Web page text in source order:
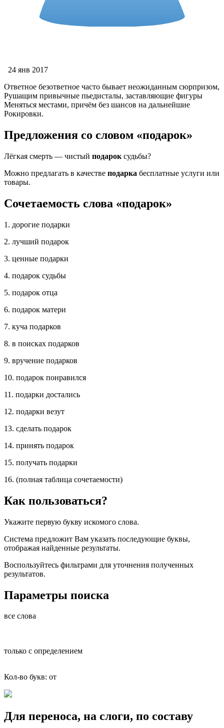
24 янв 2017
Ответное безответное часто бывает неожиданным сюрпризом,
Рушащим привычные пьедисталы, заставляющие фигуры
Меняться местами, причём без шансов на дальнейшие
Рокировки.
Предложения со словом «подарок»
Лёгкая смерть — чистый подарок судьбы?
Можно предлагать в качестве подарка бесплатные услуги или
товары.
Сочетаемость слова «подарок»
1. дорогие подарки
2. лучший подарок
3. ценные подарки
4. подарок судьбы
5. подарок отца
6. подарок матери
7. куча подарков
8. в поисках подарков
9. вручение подарков
10. подарок понравился
11. подарки достались
12. подарки везут
13. сделать подарок
14. принять подарок
15. получать подарки
16. (полная таблица сочетаемости)
Как пользоваться?
Укажите первую букву искомого слова.
Система предложит Вам указать последующие буквы,
отображая найденные результаты.
Воспользуйтесь фильтрами для уточнения полученных
результатов.
Параметры поиска
все слова
только с определением
Кол-во букв: от
Для переноса, на слоги, по составу